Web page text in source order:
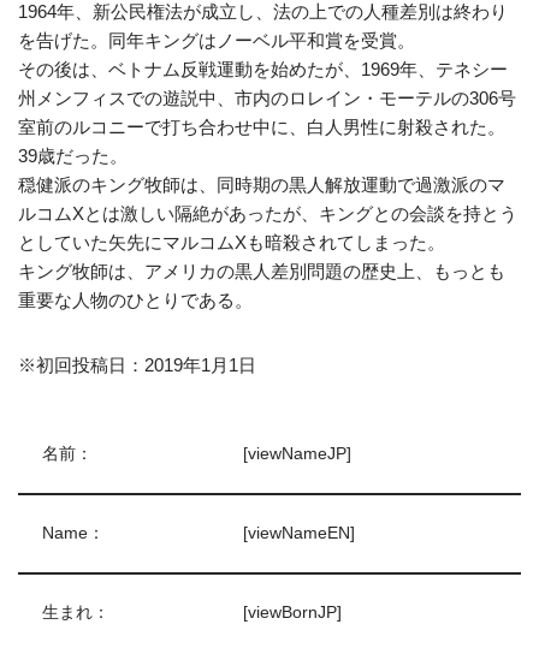
1964年、新公民権法が成立し、法の上での人種差別は終わり
を告げた。同年キングはノーベル平和賞を受賞。
その後は、ベトナム反戦運動を始めたが、1969年、テネシー
州メンフィスでの遊説中、市内のロレイン・モーテルの306号
室前のルコニーで打ち合わせ中に、白人男性に射殺された。
39歳だった。
穏健派のキング牧師は、同時期の黒人解放運動で過激派のマ
ルコムXとは激しい隔絶があったが、キングとの会談を持とう
としていた矢先にマルコムXも暗殺されてしまった。
キング牧師は、アメリカの黒人差別問題の歴史上、もっとも
重要な人物のひとりである。
※初回投稿日：2019年1月1日
名前： [viewNameJP]
Name： [viewNameEN]
生まれ： [viewBornJP]